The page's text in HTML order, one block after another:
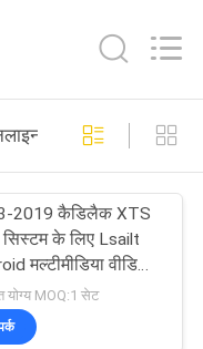
निर्माण
2019 कैडिलैक XTS
सिस्टम के लिए Lsailt
मल्टीमीडिया वीडियो
कारप्ले के साथ
योग्य MOQ:1 सेट